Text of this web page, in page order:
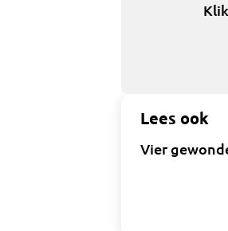
Lees ook
Vier